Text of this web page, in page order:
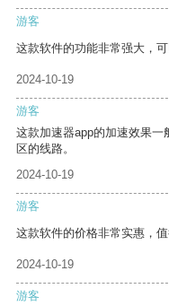
游客
这款软件的功能非常强大，
2024-10-19
游客
这款加速器app的加速效果
区的线路。
2024-10-19
游客
这款软件的价格非常实惠，值
2024-10-19
游客